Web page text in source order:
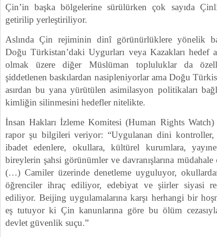
Çin’in başka bölgelerine sürülürken çok sayıda
getirilip yerleştiriliyor.
Aslında Çin rejiminin dinî görünürlüklere yönelik
Doğu Türkistan’daki Uygurları veya Kazakları hedef
olmak üzere diğer Müslüman topluluklar da
şiddetlenen baskılardan nasipleniyorlar ama Doğu
asırdan bu yana yürütülen asimilasyon politikaları
kimliğin silinmesini hedefler nitelikte.
İnsan Hakları İzleme Komitesi (Human Rights Watch)
rapor şu bilgileri veriyor: “Uygulanan dini
ibadet edenlere, okullara, kültürel kurumlara,
bireylerin şahsi görünümler ve davranışlarına
(…) Camiler üzerinde denetleme uyguluyor,
öğrenciler ihraç ediliyor, edebiyat ve şiirler siyasi
ediliyor. Beijing uygulamalarına karşı herhangi bir
eş tutuyor ki Çin kanunlarına göre bu ölüm
devlet güvenlik suçu.”